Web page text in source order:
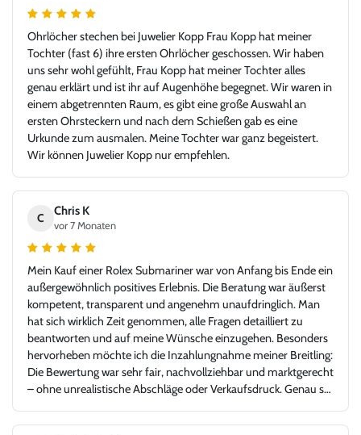
Ohrlöcher stechen bei Juwelier Kopp Frau Kopp hat meiner
Tochter (fast 6) ihre ersten Ohrlöcher geschossen. Wir haben
uns sehr wohl gefühlt, Frau Kopp hat meiner Tochter alles
genau erklärt und ist ihr auf Augenhöhe begegnet. Wir waren in
einem abgetrennten Raum, es gibt eine große Auswahl an
ersten Ohrsteckern und nach dem Schießen gab es eine
Urkunde zum ausmalen. Meine Tochter war ganz begeistert.
Wir können Juwelier Kopp nur empfehlen.
C
Chris K
vor 7 Monaten
Mein Kauf einer Rolex Submariner war von Anfang bis Ende ein
außergewöhnlich positives Erlebnis. Die Beratung war äußerst
kompetent, transparent und angenehm unaufdringlich. Man
hat sich wirklich Zeit genommen, alle Fragen detailliert zu
beantworten und auf meine Wünsche einzugehen. Besonders
hervorheben möchte ich die Inzahlungnahme meiner Breitling:
Die Bewertung war sehr fair, nachvollziehbar und marktgerecht
– ohne unrealistische Abschläge oder Verkaufsdruck. Genau so
Uhrenhandel vor. Die Rolex Submariner war in top Zustand,